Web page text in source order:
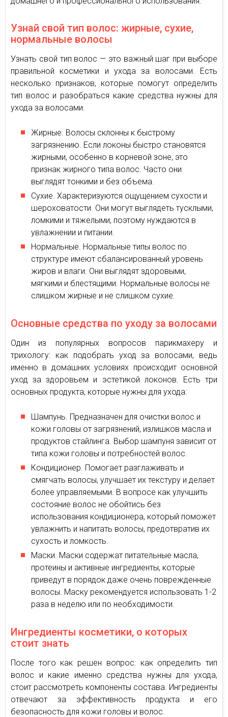
Узнай свой тип волос: жирные, сухие,
нормальные волосы
Узнать свой тип волос — это важный шаг при выборе
правильной косметики и ухода за волосами. Есть
несколько признаков, которые помогут определить
тип волос и разобраться какие средства нужны для
ухода за волосами.
Жирные. Волосы склонны к быстрому
загрязнению. Если локоны быстро становятся
жирными, особенно в корневой зоне, это
признак жирного типа волос. Часто они
выглядят тонкими и без объема.
Сухие. Характеризуются ощущением сухости и
шероховатости. Они могут выглядеть тусклыми,
ломкими и тяжелыми, поэтому нуждаются в
увлажнении и питании.
Нормальные. Нормальные типы волос по
структуре имеют сбалансированный уровень
жиров и влаги. Они выглядят здоровыми,
мягкими и блестящими. Нормальные волосы не
слишком жирные и не слишком сухие.
Основные средства по уходу за волосами
Один из популярных вопросов парикмахеру и
трихологу: как подобрать уход за волосами, ведь
именно в домашних условиях происходит основной
уход за здоровьем и эстетикой локонов. Есть три
основных продукта, которые нужны для ухода:
Шампунь. Предназначен для очистки волос и
кожи головы от загрязнений, излишков масла и
продуктов стайлинга. Выбор шампуня зависит от
типа кожи головы и потребностей волос.
Кондиционер. Помогает разглаживать и
смягчать волосы, улучшает их текстуру и делает
более управляемыми. В вопросе как улучшить
состояние волос не обойтись без
использования кондиционера, который поможет
увлажнить и напитать волосы, предотвратив их
сухость и ломкость.
Маски. Маски содержат питательные масла,
протеины и активные ингредиенты, которые
приведут в порядок даже очень поврежденные
волосы. Маску рекомендуется использовать 1-2
раза в неделю или по необходимости.
Ингредиенты косметики, о которых
стоит знать
После того как решен вопрос: как определить тип
волос и какие именно средства нужны для ухода,
стоит рассмотреть компоненты состава. Ингредиенты
отвечают за эффективность продукта и его
безопасность для кожи головы и волос.